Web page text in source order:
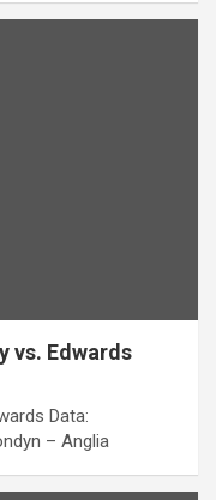
vs. Edwards
Data:
– Anglia